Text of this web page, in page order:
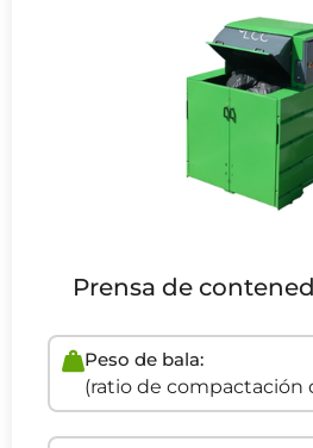
Prensa de
Peso de bala:
(ratio de compactación